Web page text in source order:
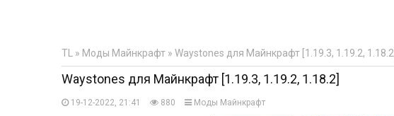
Регистрация
TL » Моды Майнкрафт » Waystones для Майнкрафт [1.19.3, 1.19.2, 1.18.2]
Waystones для Майнкрафт [1.19.3, 1.19.2, 1.18.2]
19-12-2022, 21:41 880 Моды Майнкрафт